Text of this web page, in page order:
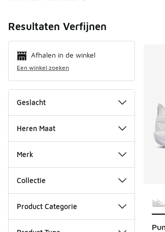
Resultaten Verfijnen
Afhalen in de winkel
Een winkel zoeken
Geslacht
Heren Maat
Merk
Collectie
Product Categorie